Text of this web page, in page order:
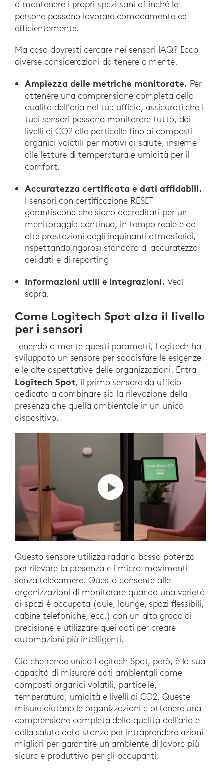
a mantenere i propri spazi sani affinché le
persone possano lavorare comodamente ed
efficientemente.
Ma cosa dovresti cercare nei sensori IAQ? Ecco
diverse considerazioni da tenere a mente.
Ampiezza delle metriche monitorate. Per
ottenere una comprensione completa della
qualità dell'aria nel tuo ufficio, assicurati che i
tuoi sensori possano monitorare tutto, dai
livelli di CO2 alle particelle fino ai composti
organici volatili per motivi di salute, insieme
alle letture di temperatura e umidità per il
comfort.
Accuratezza certificata e dati affidabili.
I sensori con certificazione RESET
garantiscono che siano accreditati per un
monitoraggio continuo, in tempo reale e ad
alte prestazioni degli inquinanti atmosferici,
rispettando rigorosi standard di accuratezza
dei dati e di reporting.
Informazioni utili e integrazioni. Vedi
sopra.
Come Logitech Spot alza il livello
per i sensori
Tenendo a mente questi parametri, Logitech ha
sviluppato un sensore per soddisfare le esigenze
e le alte aspettative delle organizzazioni. Entra
Logitech Spot, il primo sensore da ufficio
dedicato a combinare sia la rilevazione della
presenza che quella ambientale in un unico
dispositivo.
Questo sensore utilizza radar a bassa potenza
per rilevare la presenza e i micro-movimenti
senza telecamere. Questo consente alle
organizzazioni di monitorare quando una varietà
di spazi è occupata (aule, lounge, spazi flessibili,
cabine telefoniche, ecc.) con un alto grado di
precisione e utilizzare quei dati per creare
automazioni più intelligenti.
Ciò che rende unico Logitech Spot, però, è la sua
capacità di misurare dati ambientali come
composti organici volatili, particelle,
temperatura, umidità e livelli di CO2. Queste
misure aiutano le organizzazioni a ottenere una
comprensione completa della qualità dell'aria e
della salute della stanza per intraprendere azioni
migliori per garantire un ambiente di lavoro più
sicuro e produttivo per gli occupanti.